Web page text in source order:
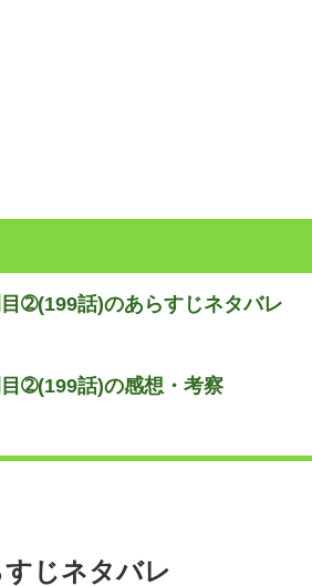
➁(199話)のあらすじネタバレ
➁(199話)の感想・考察
じネタバレ